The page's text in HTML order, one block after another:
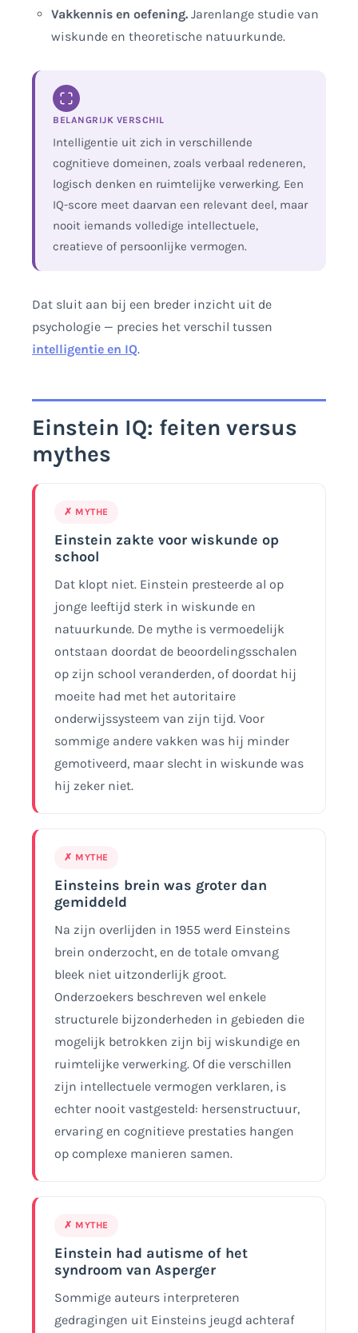
Vakkennis en oefening. Jarenlange studie van
wiskunde en theoretische natuurkunde.
BELANGRIJK VERSCHIL
Intelligentie uit zich in verschillende
cognitieve domeinen, zoals verbaal redeneren,
logisch denken en ruimtelijke verwerking. Een
IQ-score meet daarvan een relevant deel, maar
nooit iemands volledige intellectuele,
creatieve of persoonlijke vermogen.
Dat sluit aan bij een breder inzicht uit de
psychologie — precies het verschil tussen
intelligentie en IQ.
Einstein IQ: feiten versus
mythes
✗ MYTHE
Einstein zakte voor wiskunde op
school
Dat klopt niet. Einstein presteerde al op
jonge leeftijd sterk in wiskunde en
natuurkunde. De mythe is vermoedelijk
ontstaan doordat de beoordelingsschalen
op zijn school veranderden, of doordat hij
moeite had met het autoritaire
onderwijssysteem van zijn tijd. Voor
sommige andere vakken was hij minder
gemotiveerd, maar slecht in wiskunde was
hij zeker niet.
✗ MYTHE
Einsteins brein was groter dan
gemiddeld
Na zijn overlijden in 1955 werd Einsteins
brein onderzocht, en de totale omvang
bleek niet uitzonderlijk groot.
Onderzoekers beschreven wel enkele
structurele bijzonderheden in gebieden die
mogelijk betrokken zijn bij wiskundige en
ruimtelijke verwerking. Of die verschillen
zijn intellectuele vermogen verklaren, is
echter nooit vastgesteld: hersenstructuur,
ervaring en cognitieve prestaties hangen
op complexe manieren samen.
✗ MYTHE
Einstein had autisme of het
syndroom van Asperger
Sommige auteurs interpreteren
gedragingen uit Einsteins jeugd achteraf